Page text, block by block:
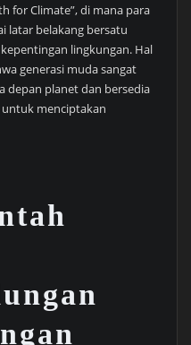
for Climate”, di mana para
latar belakang bersatu
lingkungan. Hal
generasi muda sangat
depan planet dan bersedia
menciptakan